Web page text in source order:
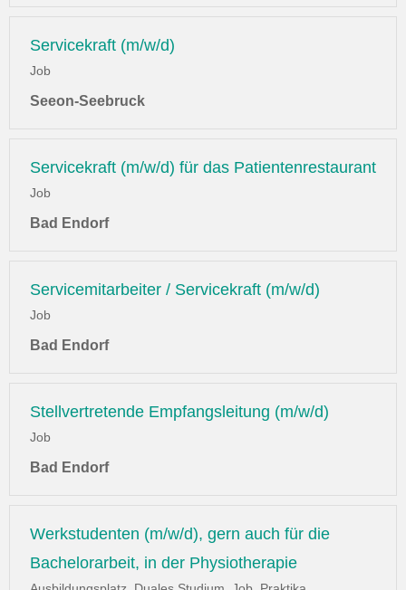
Servicekraft (m/w/d)
Job
Seeon-Seebruck
Servicekraft (m/w/d) für das Patientenrestaurant
Job
Bad Endorf
Servicemitarbeiter / Servicekraft (m/w/d)
Job
Bad Endorf
Stellvertretende Empfangsleitung (m/w/d)
Job
Bad Endorf
Werkstudenten (m/w/d), gern auch für die
Bachelorarbeit, in der Physiotherapie